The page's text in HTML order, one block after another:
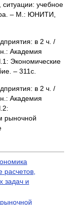
учебное
– М.: ЮНИТИ,
в 2 ч. /
Академия
Экономические
– 311с.
в 2 ч. /
Академия
рыночной
задач и